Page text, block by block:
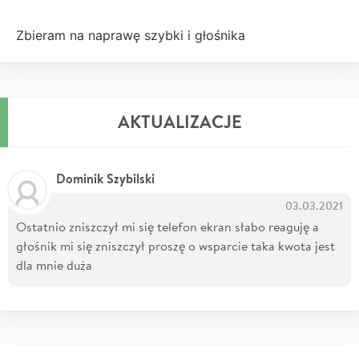
Zbieram na naprawę szybki i głośnika
AKTUALIZACJE
Dominik Szybilski
03.03.2021
Ostatnio zniszczył mi się telefon ekran słabo reaguję a
głośnik mi się zniszczył proszę o wsparcie taka kwota jest
dla mnie duża